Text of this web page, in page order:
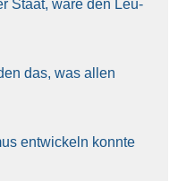
Staat, wäre den Leu­
das, was allen
ent­wi­ckeln konn­te